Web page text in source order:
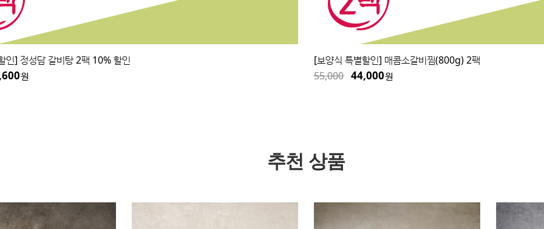
인] 정성담 갈비탕 2팩 10% 할인
원
[보양식 특별할인] 매콤소갈비찜(800g) 2팩
55,000 44,000원
추천 상품